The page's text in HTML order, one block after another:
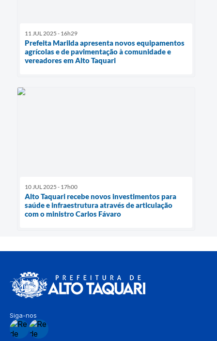
11 JUL 2025 - 16h29
Prefeita Marilda apresenta novos equipamentos
agrícolas e de pavimentação à comunidade e
vereadores em Alto Taquari
10 JUL 2025 - 17h00
Alto Taquari recebe novos investimentos para
saúde e infraestrutura através de articulação
com o ministro Carlos Fávaro
Siga-nos